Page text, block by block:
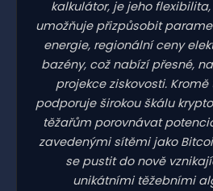
kalkulátor, je jeho
umožňuje přizpůsobit
energie, regionální ceny
bazény, což nabízí přesné,
projekce ziskovosti.
podporuje širokou škálu
těžařům porovnávat
zavedenými sítěmi jako
se pustit do nově
unikátními těžebními